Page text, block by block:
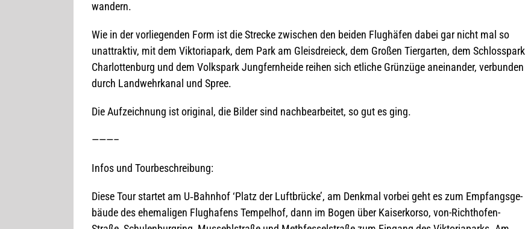
wandern.
Wie in der vor­lie­gen­den Form ist die Stre­cke zwi­schen den bei­den Flug­hä­fen dabei gar nicht mal so
unat­trak­tiv, mit dem Vik­to­ria­park, dem Park am Gleis­drei­eck, dem Gro­ßen Tier­gar­ten, dem Schloss­park
Char­lot­ten­burg und dem Volks­park Jung­fern­heide rei­hen sich etli­che Grün­züge anein­an­der, ver­bun­den
durch Land­wehr­ka­nal und Spree.
Die Auf­zeich­nung ist ori­gi­nal, die Bil­der sind nach­be­ar­bei­tet, so gut es ging.
———–
Infos und Tourbeschreibung:
Diese Tour star­tet am U‑Bahnhof ‘Platz der Luft­brü­cke’, am Denk­mal vor­bei geht es zum Emp­fangs­ge­
bäude des ehe­ma­li­gen Flug­ha­fens Tem­pel­hof, dann im Bogen über Kai­ser­korso, von-Richt­ho­fen-